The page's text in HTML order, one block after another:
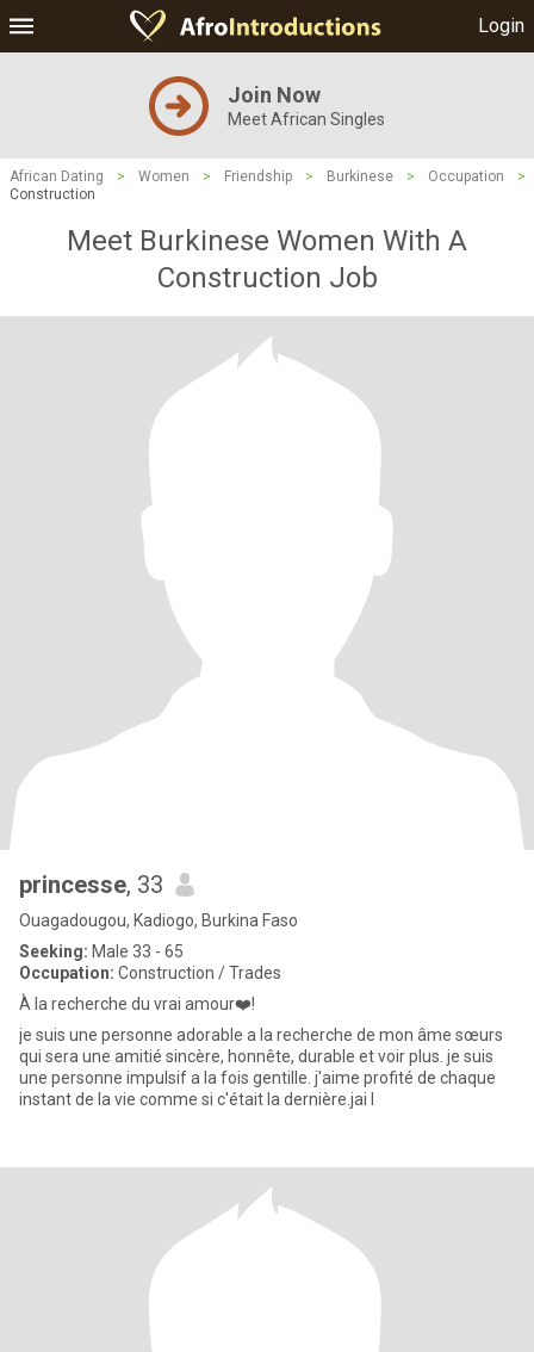
Login
Join Now
Meet African Singles
African Dating > Women > Friendship > Burkinese > Occupation
>
Construction
Meet Burkinese Women With A
Construction Job
princesse, 33
Ouagadougou, Kadiogo, Burkina Faso
Seeking: Male 33 - 65
Occupation: Construction / Trades
À la recherche du vrai amour❤️!
je suis une personne adorable a la recherche de mon âme sœurs
qui sera une amitié sincère, honnête, durable et voir plus. je suis
une personne impulsif a la fois gentille. j'aime profité de chaque
instant de la vie comme si c'était la dernière.jai l